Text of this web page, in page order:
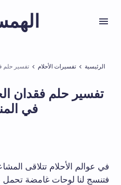
الرئيسية تفسيرات الأحلام تفسير حلم
تفسير حلم فقدان
في
في عوالم ⁢الأحلام تتلاقى
فتنسج لنا​ لوحات غامضة تحمل